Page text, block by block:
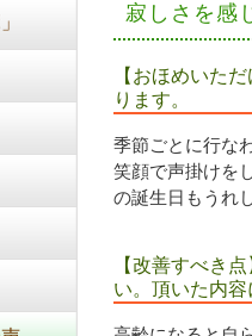
寂しさを感
【おほめいた
ります。
季節ごとに行な
笑顔で声掛けを
の誕生日もうれ
【改善すべき
い。頂いた内